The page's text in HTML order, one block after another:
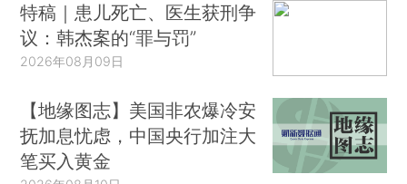
特稿｜患儿死亡、医生获刑争
议：韩杰案的“罪与罚”
2026年08月09日
【地缘图志】美国非农爆冷安
抚加息忧虑，中国央行加注大
笔买入黄金